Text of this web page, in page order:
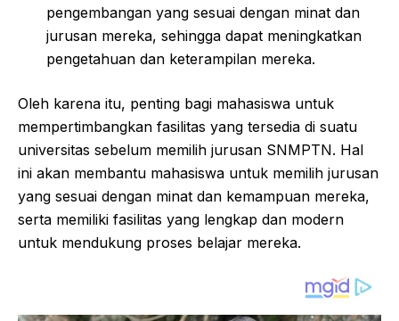
pengembangan yang sesuai dengan minat dan
jurusan mereka, sehingga dapat meningkatkan
pengetahuan dan keterampilan mereka.
Oleh karena itu, penting bagi mahasiswa untuk
mempertimbangkan fasilitas yang tersedia di suatu
universitas sebelum memilih jurusan SNMPTN. Hal
ini akan membantu mahasiswa untuk memilih jurusan
yang sesuai dengan minat dan kemampuan mereka,
serta memiliki fasilitas yang lengkap dan modern
untuk mendukung proses belajar mereka.